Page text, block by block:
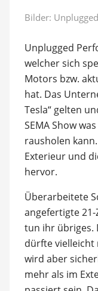
Bilder:
Unplugged
welcher sich
Motors bzw.
hat. Das
Tesla“ gelten
SEMA Show
rausholen
Exterieur und
hervor.
Überarbeitete
angefertigte 21-
tun ihr übriges.
dürfte vielleicht
wird aber
mehr als im